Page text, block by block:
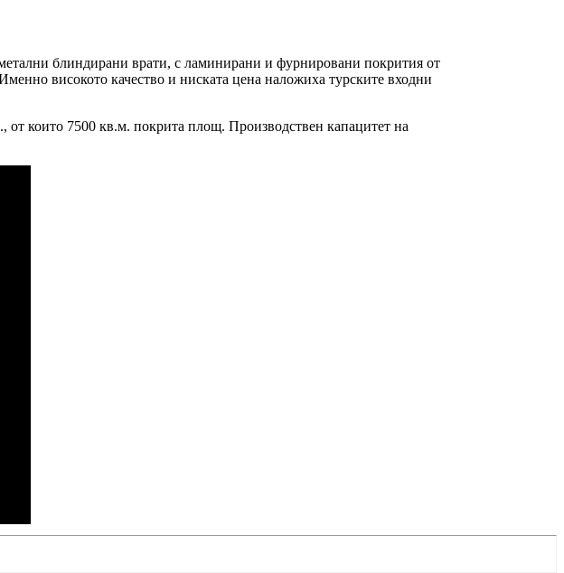
блиндирани врати, с ламинирани и фурнировани покрития от
високото качество и ниската цена наложиха турските входни
от които 7500 кв.м. покрита площ. Производствен капацитет на